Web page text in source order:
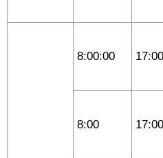
8:00:00
8:00 17:00